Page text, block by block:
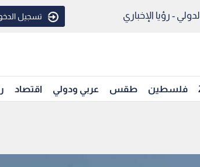
- رؤيا الإخباري تسجيل
فلسطين طقس عربي ودولي اقتصاد